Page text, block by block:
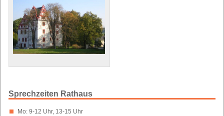
Sprechzeiten Rathaus
Mo: 9-12 Uhr, 13-15 Uhr